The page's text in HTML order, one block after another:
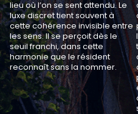
lieu où l’on se sent attendu. Le
luxe discret tient souvent à
cette cohérence invisible entre
les sens. Il se perçoit dès le
seuil franchi, dans cette
harmonie que le résident
reconnaît sans la nommer.